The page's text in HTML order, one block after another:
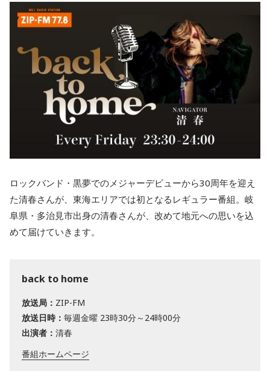
ロックバンド・黒夢でのメジャーデビューから30周年を迎え
た清春さんが、東海エリアでは初となるレギュラー番組。岐
阜県・多治見市出身の清春さんが、改めて地元への思いを込
めて届けていきます。
back to home
放送局： ZIP-FM
放送日時： 毎週金曜 23時30分～24時00分
出演者： 清春
番組ホームページ